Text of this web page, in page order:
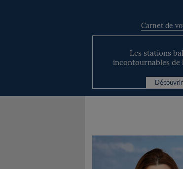
Carnet de
Les stations
incontournables de
Découvrir